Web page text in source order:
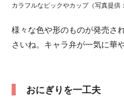
カラフルなピックやカップ（写真提供：
様々な色や形のものが発売さ
さいね。キャラ弁が一気に華
おにぎりを一工夫